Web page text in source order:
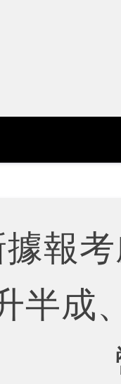
報
成